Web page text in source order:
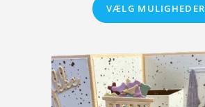
VÆLG MULIGHEDER